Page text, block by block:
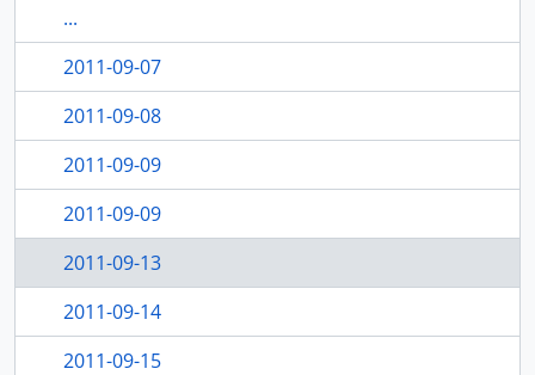
...
2011-09-07
2011-09-08
2011-09-09
2011-09-09
2011-09-13
2011-09-14
2011-09-15